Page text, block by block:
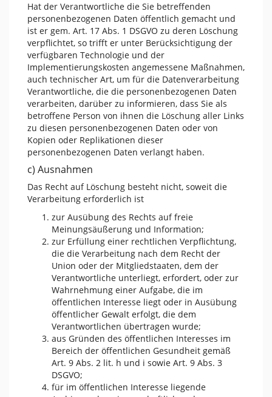
Hat der Verantwortliche die Sie betreffenden
personenbezogenen Daten öffentlich gemacht und
ist er gem. Art. 17 Abs. 1 DSGVO zu deren Löschung
verpflichtet, so trifft er unter Berücksichtigung der
verfügbaren Technologie und der
Implementierungskosten angemessene Maßnahmen,
auch technischer Art, um für die Datenverarbeitung
Verantwortliche, die die personenbezogenen Daten
verarbeiten, darüber zu informieren, dass Sie als
betroffene Person von ihnen die Löschung aller Links
zu diesen personenbezogenen Daten oder von
Kopien oder Replikationen dieser
personenbezogenen Daten verlangt haben.
c) Ausnahmen
Das Recht auf Löschung besteht nicht, soweit die
Verarbeitung erforderlich ist
zur Ausübung des Rechts auf freie
Meinungsäußerung und Information;
zur Erfüllung einer rechtlichen Verpflichtung,
die die Verarbeitung nach dem Recht der
Union oder der Mitgliedstaaten, dem der
Verantwortliche unterliegt, erfordert, oder zur
Wahrnehmung einer Aufgabe, die im
öffentlichen Interesse liegt oder in Ausübung
öffentlicher Gewalt erfolgt, die dem
Verantwortlichen übertragen wurde;
aus Gründen des öffentlichen Interesses im
Bereich der öffentlichen Gesundheit gemäß
Art. 9 Abs. 2 lit. h und i sowie Art. 9 Abs. 3
DSGVO;
für im öffentlichen Interesse liegende